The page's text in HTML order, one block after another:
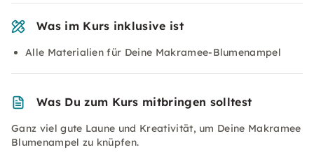
Was im Kurs inklusive ist
Alle Materialien für Deine Makramee-Blumenampel
Was Du zum Kurs mitbringen solltest
Ganz viel gute Laune und Kreativität, um Deine Makramee
Blumenampel zu knüpfen.